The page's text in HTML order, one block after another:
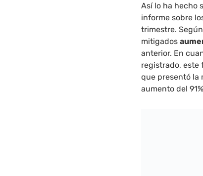
Así lo ha hecho
informe sobre
trimestre.
mitigados
anterior. En
registrado, este
que presentó la
aumento del